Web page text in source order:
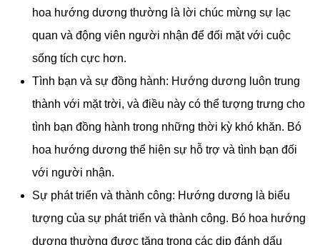
Tươi mới và lạc quan: Hoa hướng dương luôn quay